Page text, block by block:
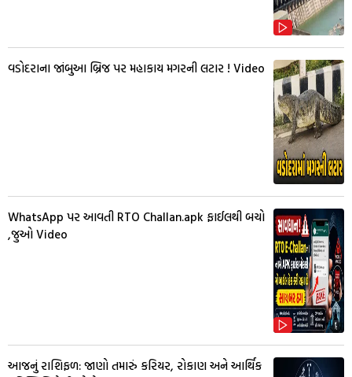
વડોદરાના જાંબુઆ બ્રિજ પર મહાકાય મગરની લટાર ! Video
WhatsApp પર આવતી RTO Challan.apk ફાઈલથી બચો
,જુઓ Video
આજનું રાશિફળ: જાણો તમારું કરિયર, રોકાણ અને આર્થિક